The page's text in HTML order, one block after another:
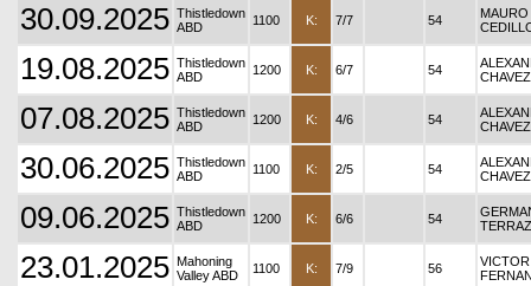
30.09.2025 Thistledown
ABD
1100 K: 7/7 54
MAURO
19.08.2025 Thistledown
ABD
1200 K: 6/7 54
CHAVEZ
07.08.2025 Thistledown
ABD
1200 K: 4/6 54
CHAVEZ
30.06.2025 Thistledown
ABD
1100 K: 2/5 54
CHAVEZ
09.06.2025 Thistledown
ABD
1200 K: 6/6 54
23.01.2025 Mahoning
Valley ABD
1100 K: 7/9 56